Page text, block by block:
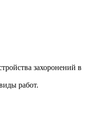
захоронений в
работ.